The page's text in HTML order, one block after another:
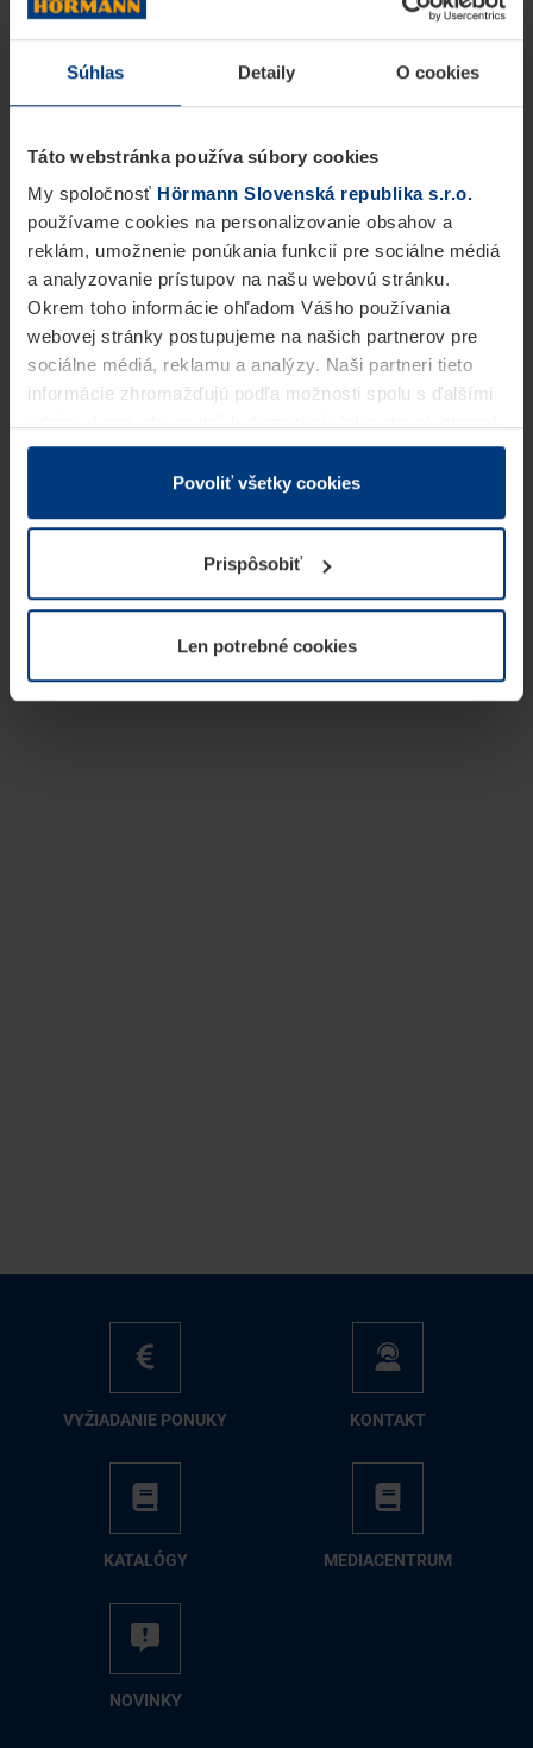
Súhlas Detaily O cookies
Táto webstránka používa súbory cookies
My spoločnosť Hörmann Slovenská republika s.r.o.
používame cookies na personalizovanie obsahov a
reklám, umožnenie ponúkania funkcií pre sociálne médiá
a analyzovanie prístupov na našu webovú stránku.
Okrem toho informácie ohľadom Vášho používania
webovej stránky postupujeme na našich partnerov pre
sociálne médiá, reklamu a analýzy. Naši partneri tieto
informácie zhromažďujú podľa možnosti spolu s ďalšími
v rámci Vášho využívania služieb.
Z právneho hľadiska môžeme cookies ukladať na Vašom
prevádzku tejto stránky. Pre všetky ostatné typy cookie
potrebujeme Vaše povolenie. Vaše povolenie môžete
kedykoľvek zmeniť alebo odvolať vo vysvetlení cookie
našej webovej stránky.
Povoliť všetky cookies
Prispôsobiť
Len potrebné cookies
VY­ŽIA­DA­NIE PO­NU­KY KON­TAKT
KA­TA­LÓ­GY ME­DIA­CEN­TRUM
NO­VIN­KY